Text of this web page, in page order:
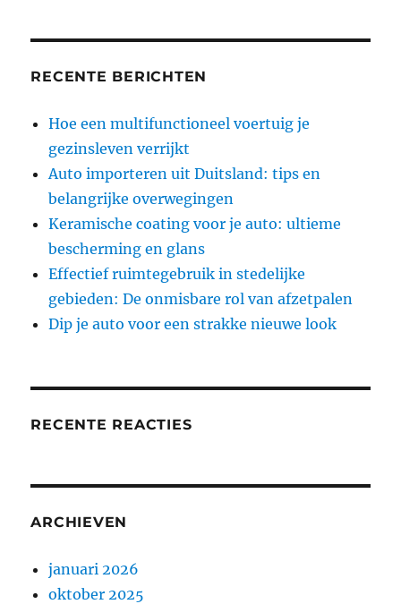
RECENTE BERICHTEN
Hoe een multifunctioneel voertuig je
gezinsleven verrijkt
Auto importeren uit Duitsland: tips en
belangrijke overwegingen
Keramische coating voor je auto: ultieme
bescherming en glans
Effectief ruimtegebruik in stedelijke
gebieden: De onmisbare rol van afzetpalen
Dip je auto voor een strakke nieuwe look
RECENTE REACTIES
ARCHIEVEN
januari 2026
oktober 2025